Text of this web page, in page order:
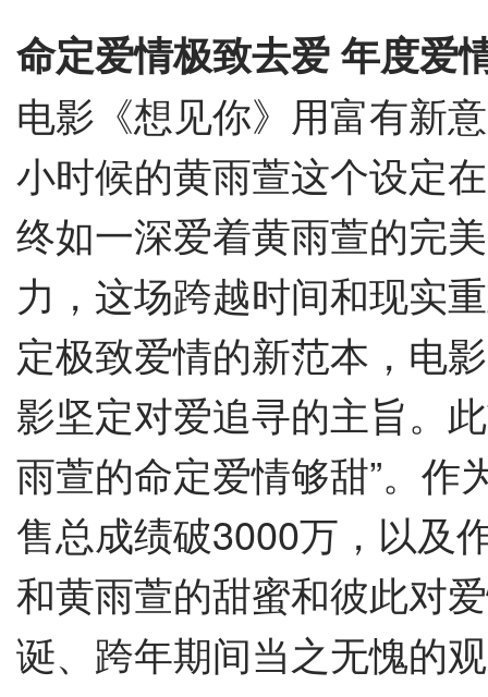
命定爱情极致去爱年度爱
电影《想见你》用富有新
小时候的黄雨萱这个设定
终如一深爱着黄雨萱的完
力，这场跨越时间和现实
定极致爱情的新范本，电
影坚定对爱追寻的主旨。
雨萱的命定爱情够甜”。作
售总成绩破3000万，以及
和黄雨萱的甜蜜和彼此对
诞、跨年期间当之无愧的